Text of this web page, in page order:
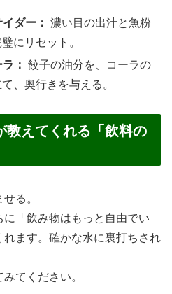
ダー： 濃い目の出汁と魚粉
にリセット。
： 餃子の油分を、コーラの
、奥行きを与える。
教えてくれる「飲料の
る。
「飲み物はもっと自由でい
ます。確かな水に裏打ちされ
てください。